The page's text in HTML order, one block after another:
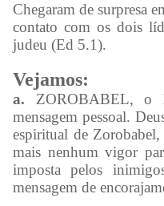
Chegaram de surpresa
contato com os dois
judeu (Ed 5.1).
Vejamos:
a. ZOROBABEL, o
mensagem pessoal.
espiritual de
mais nenhum vigor
imposta pelos
mensagem de